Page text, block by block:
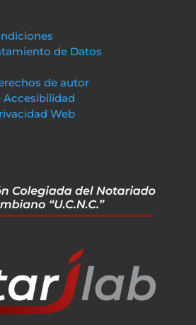
de Datos
de autor
Accesibilidad
Web